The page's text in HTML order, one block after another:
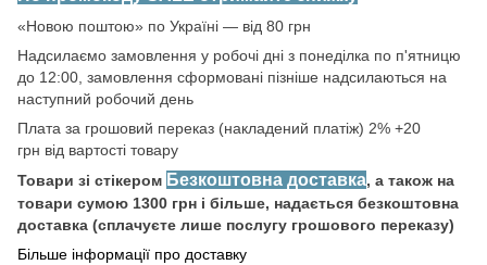
«Новою поштою» по Україні — від 80 грн
Надсилаємо замовлення у робочі дні з понеділка по п'ятницю
до 12:00, замовлення сформовані пізніше надсилаються на
наступний робочий день
Плата за грошовий переказ (накладений платіж) 2% +20
грн від вартості товару
Товари зі стікером Безкоштовна доставка, а також на
товари сумою 1300 грн і більше, надається безкоштовна
доставка (сплачуєте лише послугу грошового переказу)
Більше інформації про доставку